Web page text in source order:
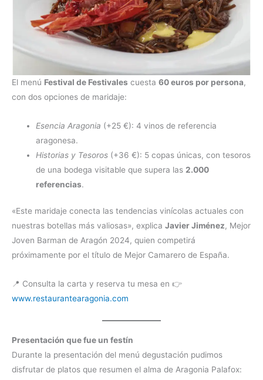
El menú Festival de Festivales cuesta 60 euros por persona,
con dos opciones de maridaje:
Esencia Aragonia (+25 €): 4 vinos de referencia
aragonesa.
Historias y Tesoros (+36 €): 5 copas únicas, con tesoros
de una bodega visitable que supera las 2.000
referencias.
«Este maridaje conecta las tendencias vinícolas actuales con
nuestras botellas más valiosas», explica Javier Jiménez, Mejor
Joven Barman de Aragón 2024, quien competirá
próximamente por el título de Mejor Camarero de España.
📍 Consulta la carta y reserva tu mesa en 👉
www.restaurantearagonia.com
Presentación que fue un festín
Durante la presentación del menú degustación pudimos
disfrutar de platos que resumen el alma de Aragonia Palafox: